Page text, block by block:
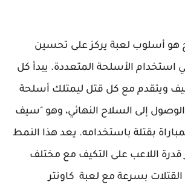
هو أسلوب لعبة يركز على تحسين
استخدام الأسلحة المتعددة. يبدأ كل
ويتقدم مع كل قتل ليمتلك أسلحة
إلى السلاح النهائي، وهو "سيف
بقتلة باستخدامه. يعد هذا النمط
اللاعب على التكيف مع مختلف
بسرعة مع لعبة كاونتر